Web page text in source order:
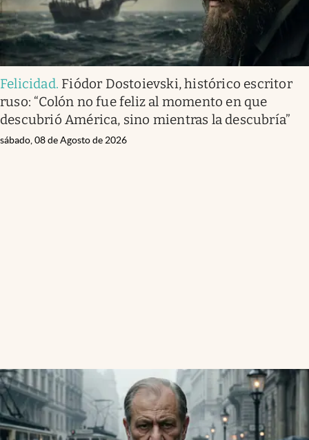
Felicidad. Fiódor Dostoievski, histórico escritor
ruso: “Colón no fue feliz al momento en que
descubrió América, sino mientras la descubría”
sábado, 08 de Agosto de 2026